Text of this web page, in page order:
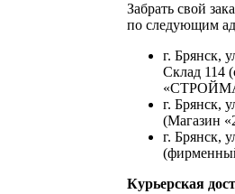
Забрать свой
по следующим
г. Брянск,
Склад 114
г. Брянск,
(Магазин
г. Брянск,
Курьерская